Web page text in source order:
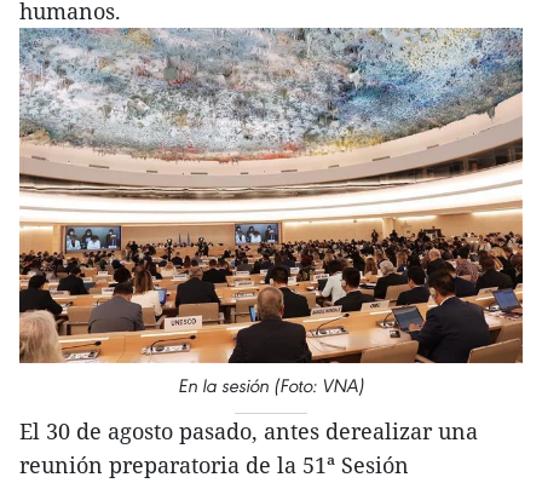
humanos.
En la sesión (Foto: VNA)
El 30 de agosto pasado, antes derealizar una
reunión preparatoria de la 51ª Sesión